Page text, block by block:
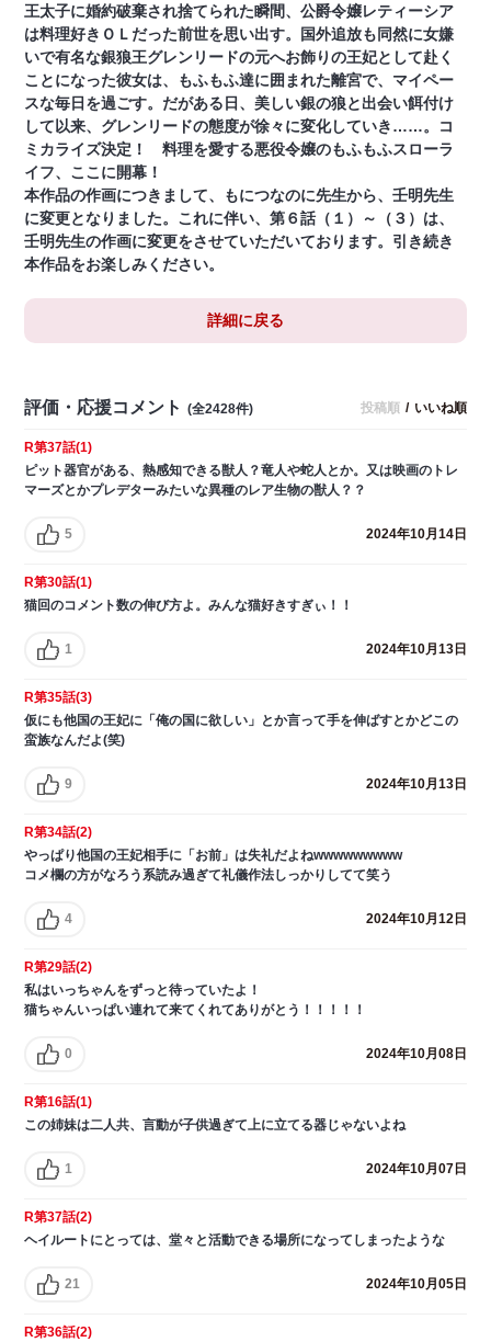
王太子に婚約破棄され捨てられた瞬間、公爵令嬢レティーシア
は料理好きＯＬだった前世を思い出す。国外追放も同然に女嫌
いで有名な銀狼王グレンリードの元へお飾りの王妃として赴く
ことになった彼女は、もふもふ達に囲まれた離宮で、マイペー
スな毎日を過ごす。だがある日、美しい銀の狼と出会い餌付け
して以来、グレンリードの態度が徐々に変化していき……。コ
ミカライズ決定！ 料理を愛する悪役令嬢のもふもふスローラ
イフ、ここに開幕！
本作品の作画につきまして、もにつなのに先生から、壬明先生
に変更となりました。これに伴い、第６話（１）～（３）は、
壬明先生の作画に変更をさせていただいております。引き続き
本作品をお楽しみください。
詳細に戻る
評価・応援コメント (全2428件) 投稿順 / いいね順
R第37話(1)
ピット器官がある、熱感知できる獣人？竜人や蛇人とか。又は映画のトレ
マーズとかプレデターみたいな異種のレア生物の獣人？？
5 2024年10月14日
R第30話(1)
猫回のコメント数の伸び方よ。みんな猫好きすぎぃ！！
1 2024年10月13日
R第35話(3)
仮にも他国の王妃に「俺の国に欲しい」とか言って手を伸ばすとかどこの
蛮族なんだよ(笑)
9 2024年10月13日
R第34話(2)
やっぱり他国の王妃相手に「お前」は失礼だよねwwwwwwwww
コメ欄の方がなろう系読み過ぎて礼儀作法しっかりしてて笑う
4 2024年10月12日
R第29話(2)
私はいっちゃんをずっと待っていたよ！
猫ちゃんいっぱい連れて来てくれてありがとう！！！！！
0 2024年10月08日
R第16話(1)
この姉妹は二人共、言動が子供過ぎて上に立てる器じゃないよね
1 2024年10月07日
R第37話(2)
ヘイルートにとっては、堂々と活動できる場所になってしまったような
21 2024年10月05日
R第36話(2)